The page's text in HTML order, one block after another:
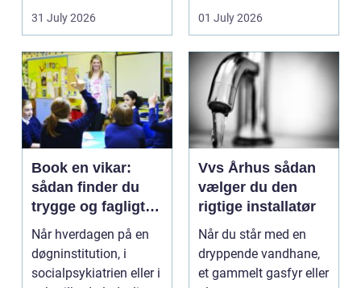
31 July 2026
badeværelser,
01 July 2026
Book en vikar:
sådan finder du
trygge og fagligt
stærke løsninger
Når hverdagen på en
døgninstitution, i
socialpsykiatrien eller i
Vvs Århus sådan
vælger du den
rigtige installatør
Når du står med en
dryppende vandhane,
et gammelt gasfyr eller